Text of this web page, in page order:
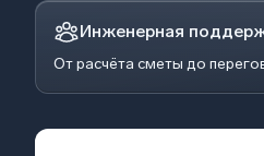
Инженерная
От расчёта сметы до